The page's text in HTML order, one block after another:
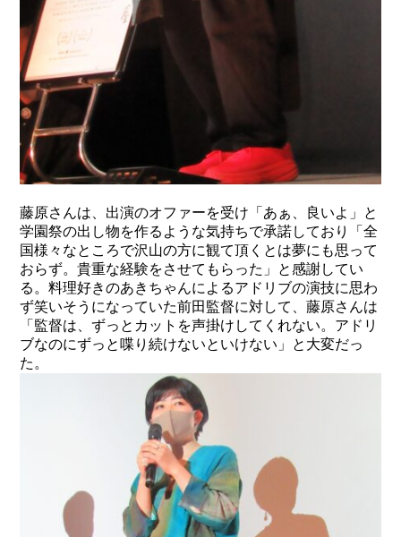
藤原さんは、出演のオファーを受け「あぁ、良いよ」と
学園祭の出し物を作るような気持ちで承諾しており「全
国様々なところで沢山の方に観て頂くとは夢にも思って
おらず。貴重な経験をさせてもらった」と感謝してい
る。料理好きのあきちゃんによるアドリブの演技に思わ
ず笑いそうになっていた前田監督に対して、藤原さんは
「監督は、ずっとカットを声掛けしてくれない。アドリ
ブなのにずっと喋り続けないといけない」と大変だっ
た。